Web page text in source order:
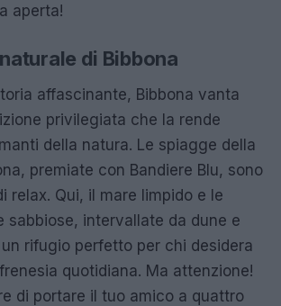
aperta!
di Bibbona
affascinante, Bibbona vanta
privilegiata che la rende
della natura. Le spiagge della
premiate con Bandiere Blu, sono
relax. Qui, il mare limpido e le
sabbiose, intervallate da dune e
rifugio perfetto per chi desidera
quotidiana. Ma attenzione!
di portare il tuo amico a quattro